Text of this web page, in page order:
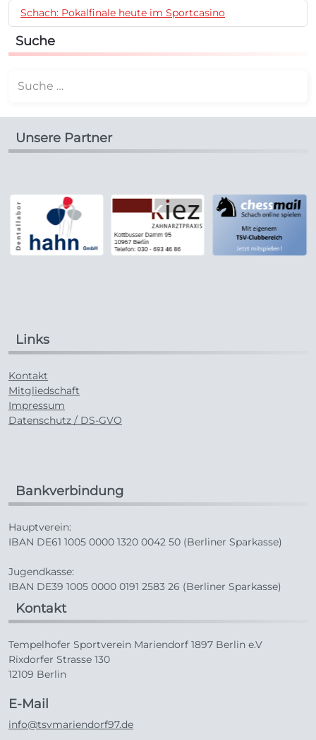
Schach: Pokalfinale heute im Sportcasino
Suche
Unsere Partner
Links
Kontakt
Mitgliedschaft
Impressum
Datenschutz / DS-GVO
Bankverbindung
Hauptverein:
IBAN DE61 1005 0000 1320 0042 50 (Berliner Sparkasse)
Jugendkasse:
IBAN DE39 1005 0000 0191 2583 26 (Berliner Sparkasse)
Kontakt
Tempelhofer Sportverein Mariendorf 1897 Berlin e.V
Rixdorfer Strasse 130
12109 Berlin
E-Mail
info@tsvmariendorf97.de